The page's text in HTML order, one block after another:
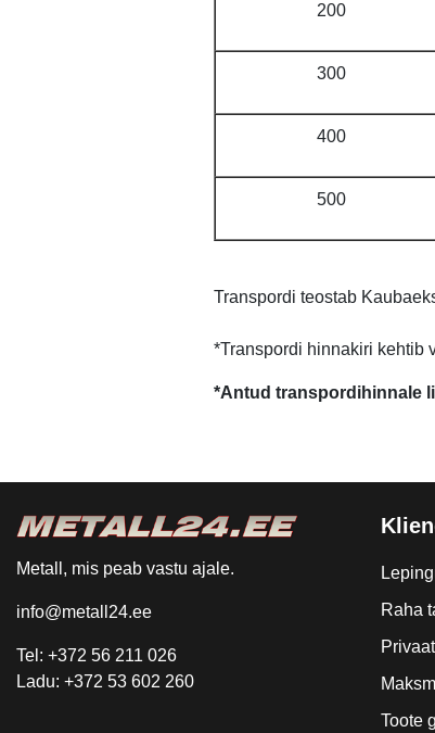
200
300
400
500
Transpordi teostab
*Transpordi hinnakiri kehtib
*Antud transpordihinnale
Metall, mis peab vastu ajale.
info@metall24.ee
Tel: +372 56 211 026
Ladu: +372 53 602 260
Raha
Toote